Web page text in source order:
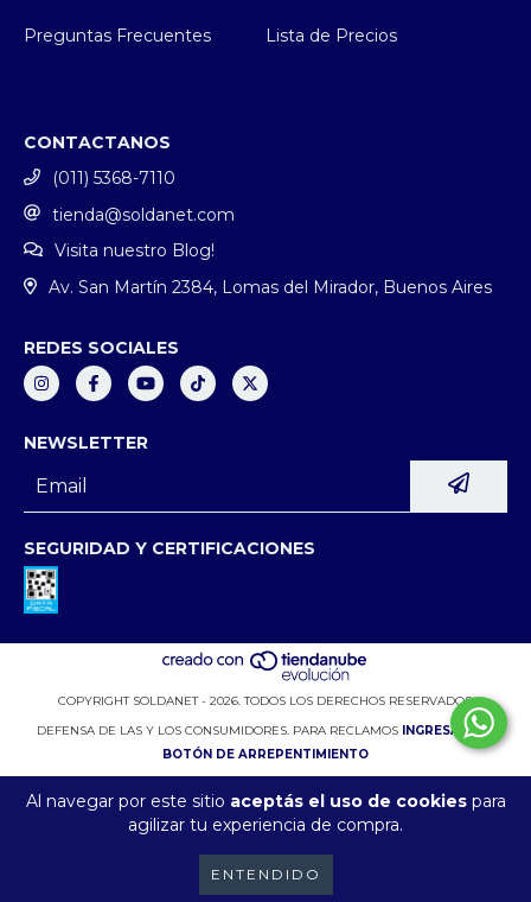
Al navegar por este sitio aceptás el uso de cookiespara
agilizar tu experiencia de compra.
ENTENDIDO
Preguntas Frecuentes Lista de Precios
CONTACTANOS
(011) 5368-7110
tienda@soldanet.com
Visita nuestro Blog!
Av. San Martín 2384, Lomas del Mirador, Buenos Aires
REDES SOCIALES
NEWSLETTER
SEGURIDAD Y CERTIFICACIONES
COPYRIGHT SOLDANET - 2026. TODOS LOS DERECHOS RESERVADOS.
DEFENSA DE LAS Y LOS CONSUMIDORES. PARA RECLAMOS INGRESÁ ACÁ.
BOTÓN DE ARREPENTIMIENTO